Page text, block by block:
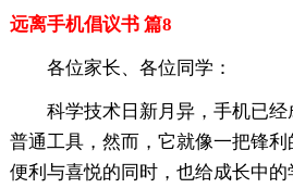
远离手机倡议书 篇8
各位家长、各位同学：
科学技术日新月异，手机已
普通工具，然而，它就像一把锋
便利与喜悦的同时，也给成长中